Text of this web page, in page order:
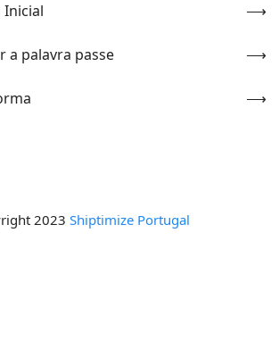
Inicial
a palavra passe
2023 Shiptimize Portugal